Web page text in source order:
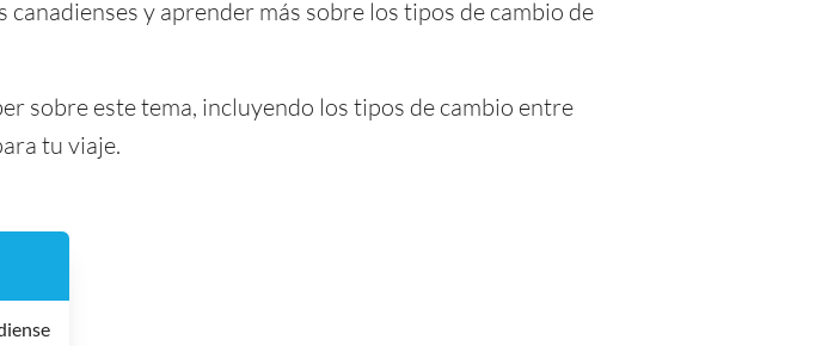
y aprender más sobre los tipos de cambio de
sobre este tema, incluyendo los tipos de cambio entre
tu viaje.